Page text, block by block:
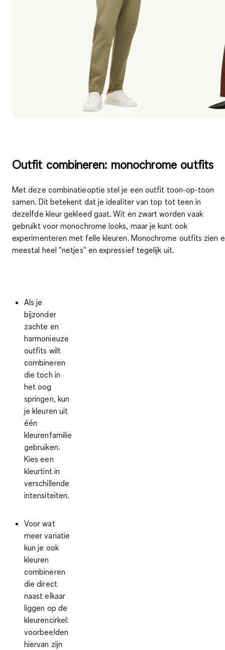
Outfit combineren: monochrome outfits
Met deze combinatieoptie stel je een outfit toon-op-toon
samen. Dit betekent dat je idealiter van top tot teen in
dezelfde kleur gekleed gaat.Wit en zwart worden vaak
gebruikt voor monochrome looks, maar je kunt ook
experimenteren met felle kleuren. Monochrome outfits zien
meestal heel "netjes" en expressief tegelijk uit.
Als je
bijzonder
zachte en
harmonieuze
outfits wilt
combineren
die toch in
het oog
springen, kun
jekleuren uit
één
kleurenfamilie
gebruiken.
Kies een
kleurtint in
verschillende
intensiteiten.
Voor wat
meer variatie
kun je ook
kleuren
combineren
diedirect
naast elkaar
liggen op de
kleurencirkel:
voorbeelden
hiervan zijn